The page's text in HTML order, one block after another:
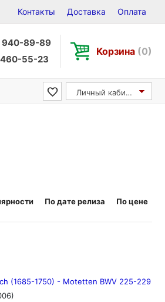
Контакты Доставка Оплата
940-89-89
460-55-23
Корзина (0)
Личный кабинет
По дате релиза По цене
(1685-1750) - Motetten BWV 225-229